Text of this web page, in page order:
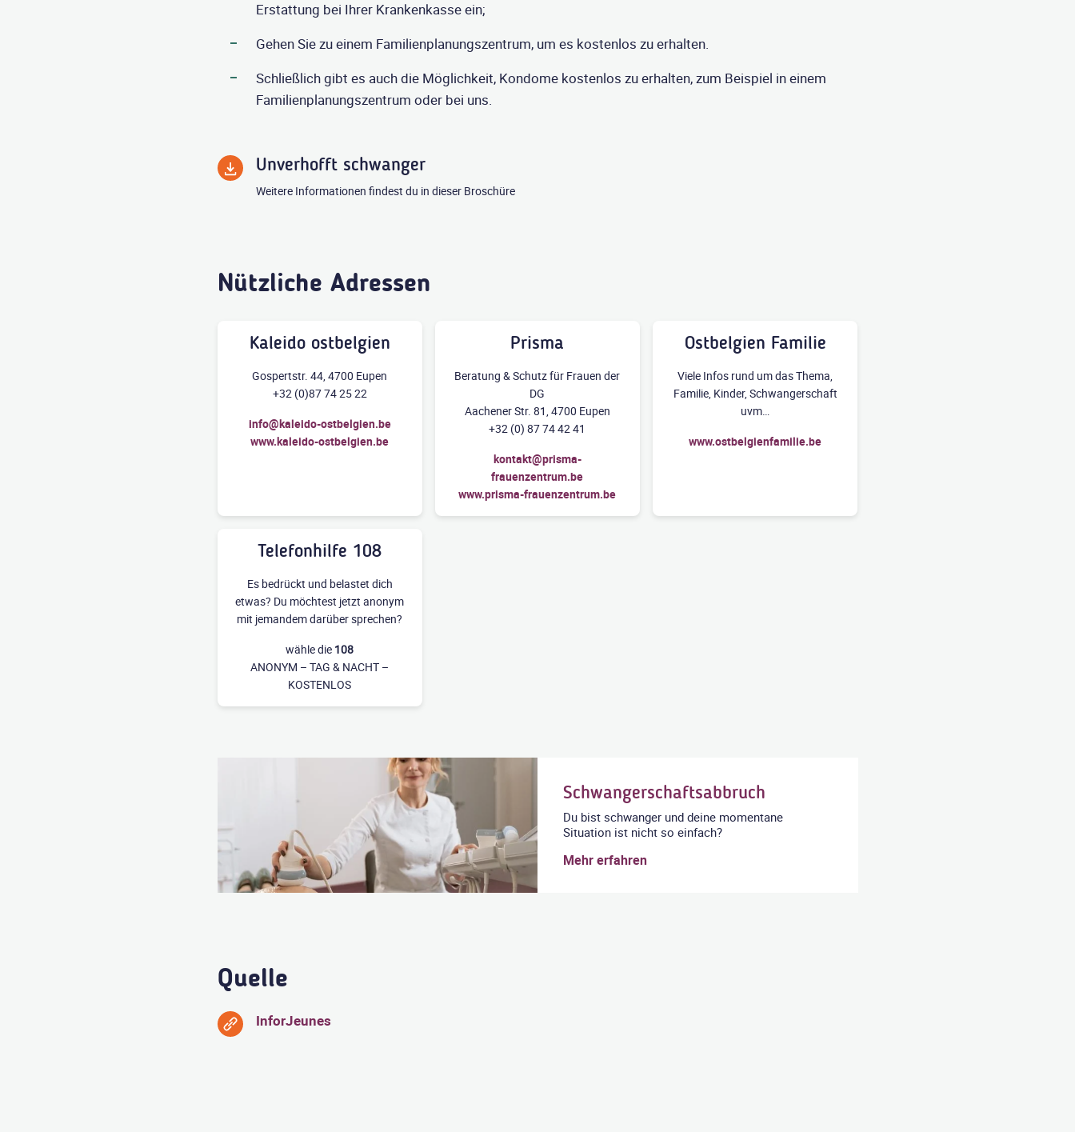
Erstattung bei Ihrer Krankenkasse ein;
Gehen Sie zu einem Familienplanungszentrum, um es kostenlos zu erhalten.
Schließlich gibt es auch die Möglichkeit, Kondome kostenlos zu erhalten, zum Beispiel in einem
Familienplanungszentrum oder bei uns.
Unverhofft schwanger
Weitere Informationen findest du in dieser Broschüre
Nützliche Adressen
Kaleido ostbelgien
Gospertstr. 44, 4700 Eupen
+32 (0)87 74 25 22
info@kaleido-ostbelgien.be
www.kaleido-ostbelgien.be
Prisma
Beratung & Schutz für Frauen der
DG
Aachener Str. 81, 4700 Eupen
+32 (0) 87 74 42 41
kontakt@prisma-
frauenzentrum.be
www.prisma-frauenzentrum.be
Ostbelgien Familie
Viele Infos rund um das Thema,
Familie, Kinder, Schwangerschaft
uvm…
www.ostbelgienfamilie.be
Telefonhilfe 108
Es bedrückt und belastet dich
etwas? Du möchtest jetzt anonym
mit jemandem darüber sprechen?
wähle die 108
ANONYM – TAG & NACHT –
KOSTENLOS
Schwangerschaftsabbruch
Du bist schwanger und deine momentane
Situation ist nicht so einfach?
Mehr erfahren
Quelle
InforJeunes